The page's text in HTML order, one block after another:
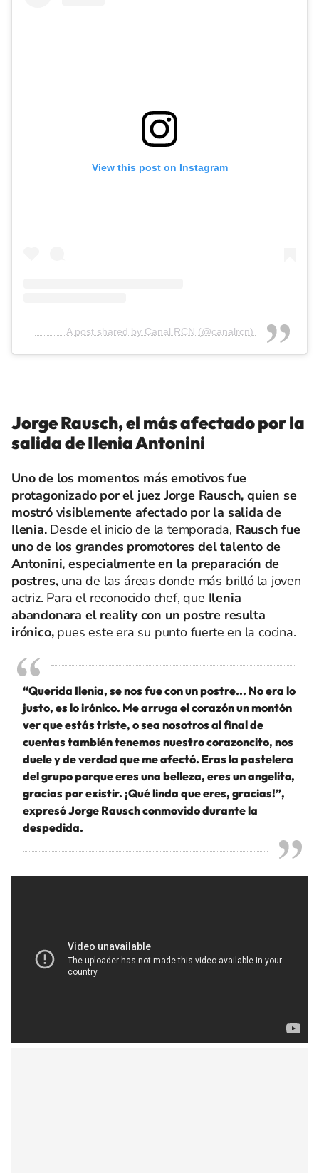
View this post on Instagram
A post shared by Canal RCN (@canalrcn)
Jorge Rausch, el más afectado por la
salida de Ilenia Antonini
Uno de los momentos más emotivos fue
protagonizado por el juez Jorge Rausch, quien se
mostró visiblemente afectado por la salida de
Ilenia.Desde el inicio de la temporada, Rausch fue
uno de los grandes promotores del talento de
Antonini, especialmente en la preparación de
postres,una de las áreas donde más brilló la joven
actriz. Para el reconocido chef, que Ilenia
abandonara el reality con un postre resulta
irónico, pues este era su punto fuerte en la cocina.
“Querida Ilenia, se nos fue con un postre... No era lo
justo, es lo irónico. Me arruga el corazón un montón
ver que estás triste, o sea nosotros al final de
cuentas también tenemos nuestro corazoncito, nos
duele y de verdad que me afectó. Eras la pastelera
del grupo porque eres una belleza, eres un angelito,
gracias por existir. ¡Qué linda que eres, gracias!”,
expresó Jorge Rausch conmovido durante la
despedida.